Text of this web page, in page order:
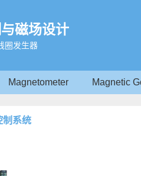
磁场设计
圈发生器
Magnetometer Magnetic
制系统